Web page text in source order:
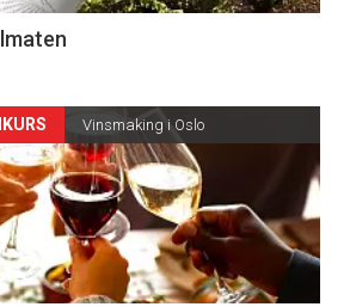
Vinsmaking i Oslo